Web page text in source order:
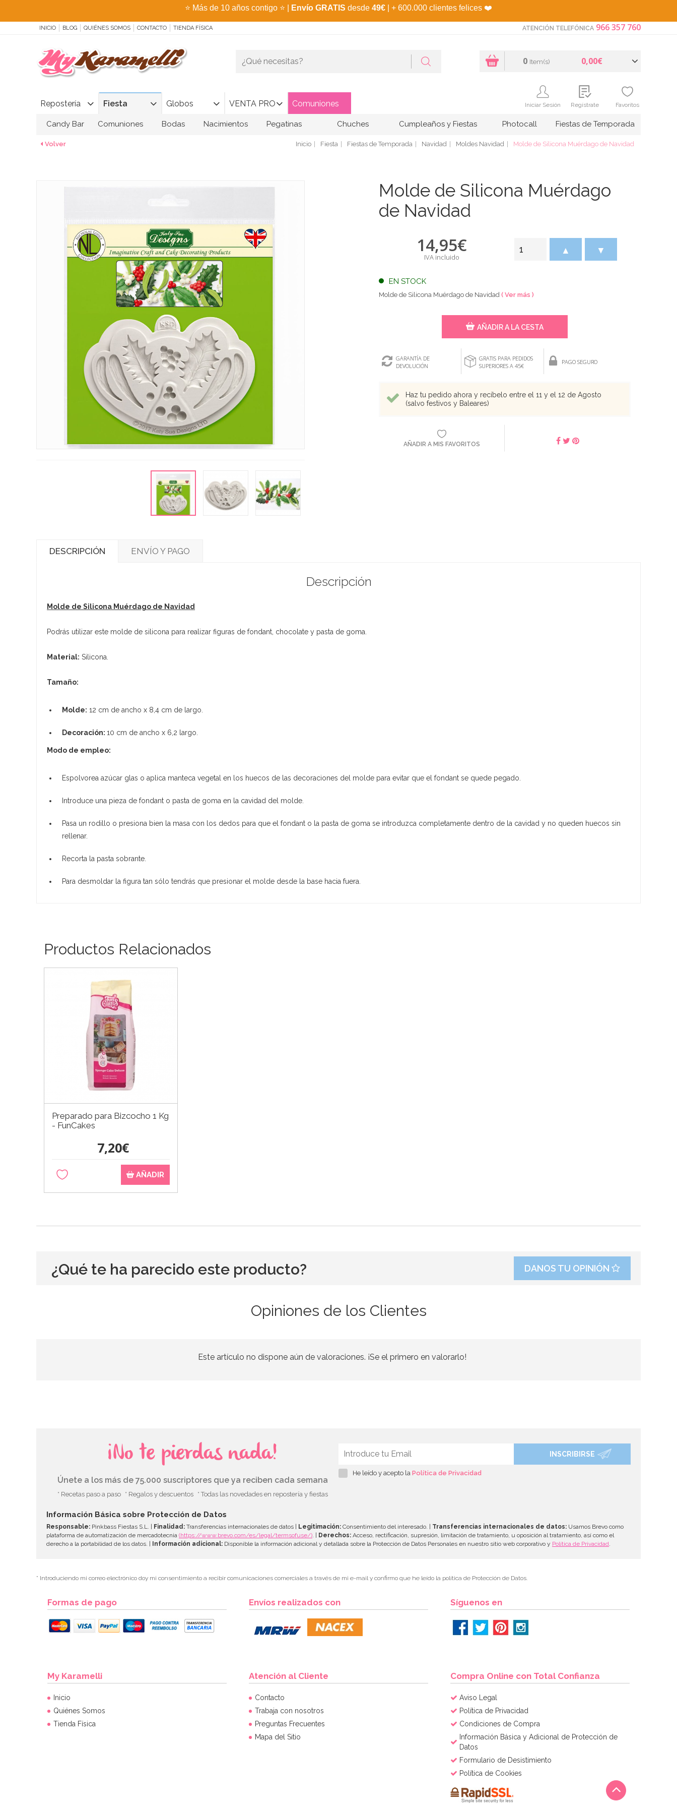
⭐ Más de 10 años contigo ⭐ Envío GRATIS desde 49€ | + 600.000 clientes felices ❤️
INICIO BLOG QUIÉNES SOMOS CONTACTO TIENDA FÍSICA ATENCIÓN TELEFÓNICA 966 357 760
Repostería Fiesta Globos VENTA PRO Comuniones
0 Item(s) 0,00€
Iniciar Sesión Regístrate Favoritos
Candy Bar Comuniones Bodas Nacimientos Pegatinas Chuches Cumpleaños y Fiestas Photocall Fiestas de Temporada
Volver Inicio Fiesta Fiestas de Temporada Navidad Moldes Navidad Molde de Silicona Muérdago de Navidad
Molde de Silicona Muérdago
de Navidad
14,95€
IVA incluido
EN STOCK
▲ ▼
Molde de Silicona Muérdago de Navidad ( Ver más )
AÑADIR A LA CESTA
GARANTÍA DE
DEVOLUCIÓN
GRATIS PARA PEDIDOS
SUPERIORES A 45€
PAGO SEGURO
Haz tu pedido ahora y recíbelo entre el 11 y el 12 de Agosto
(salvo festivos y Baleares)
AÑADIR A MIS FAVORITOS
DESCRIPCIÓN ENVÍO Y PAGO
Descripción
Molde de Silicona Muérdago de Navidad
Podrás utilizar este molde de silicona para realizar figuras de fondant, chocolate y pasta de goma.
Material: Silicona.
Tamaño:
Molde: 12 cm de ancho x 8,4 cm de largo.
Decoración: 10 cm de ancho x 6,2 largo.
Modo de empleo:
Espolvorea azúcar glas o aplica manteca vegetal en los huecos de las decoraciones del molde para evitar que el fondant se quede pegado.
Introduce una pieza de fondant o pasta de goma en la cavidad del molde.
Pasa un rodillo o presiona bien la masa con los dedos para que el fondant o la pasta de goma se introduzca completamente dentro de la cavidad y no queden huecos sin
rellenar.
Recorta la pasta sobrante.
Para desmoldar la figura tan sólo tendrás que presionar el molde desde la base hacia fuera.
Productos Relacionados
Preparado para Bizcocho 1 Kg
- FunCakes
7,20€
AÑADIR
¿Qué te ha parecido este producto? DANOS TU OPINIÓN
Opiniones de los Clientes
Este artículo no dispone aún de valoraciones. ¡Se el primero en valorarlo!
¡No te pierdas nada!
Únete a los más de 75.000 suscriptores que ya reciben cada semana
* Recetas paso a paso * Regalos y descuentos * Todas las novedades en repostería y fiestas
INSCRIBIRSE
He leído y acepto la Política de Privacidad
Información Básica sobre Protección de Datos
Responsable: Pinkbass Fiestas S.L. | Finalidad: Transferencias internacionales de datos | Legitimación: Consentimiento del interesado. | Transferencias internacionales de datos: Usamos Brevo como
plataforma de automatización de mercadotecnia (https://www.brevo.com/es/legal/termsofuse/) . | Derechos: Acceso, rectificación, supresión, limitación de tratamiento, u oposición al tratamiento, así como el
derecho a la portabilidad de los datos. | Información adicional: Disponible la información adicional y detallada sobre la Protección de Datos Personales en nuestro sitio web corporativo y Política de Privacidad
* Introduciendo mi correo electrónico doy mi consentimiento a recibir comunicaciones comerciales a través de mi e-mail y confirmo que he leído la política de Protección de Datos.
Formas de pago Envíos realizados con Síguenos en
My Karamelli
Inicio
Quiénes Somos
Tienda Física
Atención al Cliente
Contacto
Trabaja con nosotros
Preguntas Frecuentes
Mapa del Sitio
Compra Online con Total Confianza
Aviso Legal
Política de Privacidad
Condiciones de Compra
Información Básica y Adicional de Protección de
Datos
Formulario de Desistimiento
Política de Cookies